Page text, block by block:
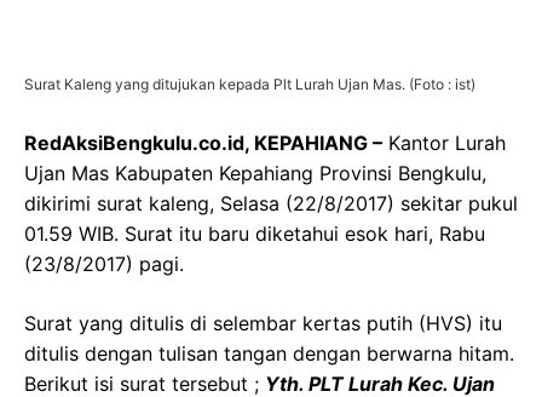
Surat Kaleng yang ditujukan kepada Plt Lurah Ujan Mas. (Foto : ist)
RedAksiBengkulu.co.id, KEPAHIANG – Kantor Lurah
Ujan Mas Kabupaten Kepahiang Provinsi Bengkulu,
dikirimi surat kaleng, Selasa (22/8/2017) sekitar pukul
01.59 WIB. Surat itu baru diketahui esok hari, Rabu
(23/8/2017) pagi.
Surat yang ditulis di selembar kertas putih (HVS) itu
ditulis dengan tulisan tangan dengan berwarna hitam.
Berikut isi surat tersebut ; Yth. PLT Lurah Kec. Ujan